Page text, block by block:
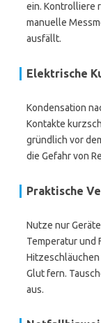
ein. Kontrolliere
manuelle
ausfällt.
Elektrische
Kondensation
Kontakte
gründlich vor
die Gefahr von
Praktische
Nutze nur
Temperatur und
Glut fern.
aus.